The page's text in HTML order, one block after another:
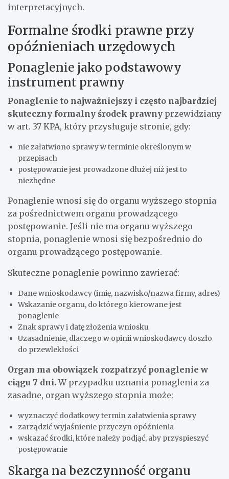
interpretacyjnych.
Formalne środki prawne przy
opóźnieniach urzędowych
Ponaglenie jako podstawowy
instrument prawny
Ponaglenie to najważniejszy i często najbardziej
skuteczny formalny środek prawny przewidziany
w art. 37 KPA, który przysługuje stronie, gdy:
nie załatwiono sprawy w terminie określonym w
przepisach
postępowanie jest prowadzone dłużej niż jest to
niezbędne
Ponaglenie wnosi się do organu wyższego stopnia
za pośrednictwem organu prowadzącego
postępowanie. Jeśli nie ma organu wyższego
stopnia, ponaglenie wnosi się bezpośrednio do
organu prowadzącego postępowanie.
Skuteczne ponaglenie powinno zawierać:
Dane wnioskodawcy (imię, nazwisko/nazwa firmy, adres)
Wskazanie organu, do którego kierowane jest
ponaglenie
Znak sprawy i datę złożenia wniosku
Uzasadnienie, dlaczego w opinii wnioskodawcy doszło
do przewlekłości
Organ ma obowiązek rozpatrzyć ponaglenie w
ciągu 7 dni.W przypadku uznania ponaglenia za
zasadne, organ wyższego stopnia może:
wyznaczyć dodatkowy termin załatwienia sprawy
zarządzić wyjaśnienie przyczyn opóźnienia
wskazać środki, które należy podjąć, aby przyspieszyć
postępowanie
Skarga na bezczynność organu